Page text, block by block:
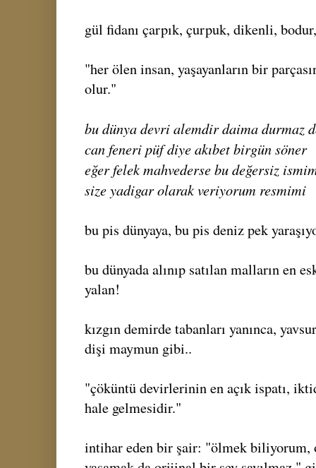
gül fidanı çarpık, çurpuk, dikenli, bodur,
"her ölen insan, yaşayanların bir
olur."
bu dünya devri alemdir daima durmaz
can feneri püf diye akıbet birgün söner
eğer felek mahvederse bu değersiz
size yadigar olarak veriyorum resmimi
bu pis dünyaya, bu pis deniz pek
bu dünyada alınıp satılan malların en
yalan!
kızgın demirde tabanları yanınca,
dişi maymun gibi..
"çöküntü devirlerinin en açık ispatı,
hale gelmesidir."
intihar eden bir şair: "ölmek biliyorum,